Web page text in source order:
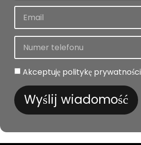
Akceptuję politykę prywatności
Wyślij wiadomość